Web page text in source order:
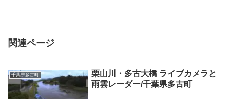
関連ページ
千葉県多古町
栗山川・多古大橋 ライブカメラと
雨雲レーダー/千葉県多古町